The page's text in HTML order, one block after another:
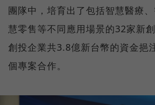
團隊中，培育出了包括智慧醫療
慧零售等不同應用場景的32家新
創投企業共3.8億新台幣的資金挹
個專案合作。